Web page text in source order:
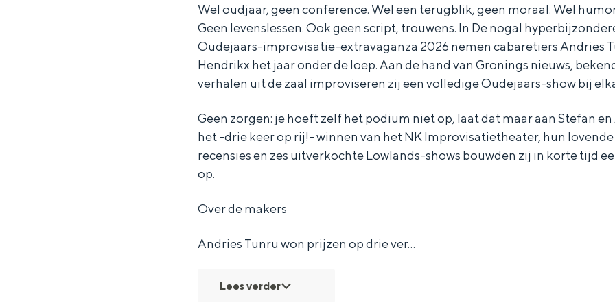
e
s
T
u
r
u
&
f
r
i
e
s
u
n
r
&
t
f
r
i
e
s
u
n
r
&
t
f
Wel oudjaar, geen conference. Wel een terugblik, geen moraal. Wel
Geen levenslessen. Ook geen script, trouwens. In De nogal
Oudejaars-improvisatie-extravaganza 2026 nemen cabaretiers Andries
Hendrikx het jaar onder de loep. Aan de hand van Gronings nieuws,
verhalen uit de zaal improviseren zij een volledige Oudejaars-show bij
Geen zorgen: je hoeft zelf het podium niet op, laat dat maar aan Stefan en
het -drie keer op rij!- winnen van het NK Improvisatietheater, hun
recensies en zes uitverkochte Lowlands-shows bouwden zij in korte tijd
op.
Over de makers
Andries Tunru won prijzen op drie ver…
Lees verder